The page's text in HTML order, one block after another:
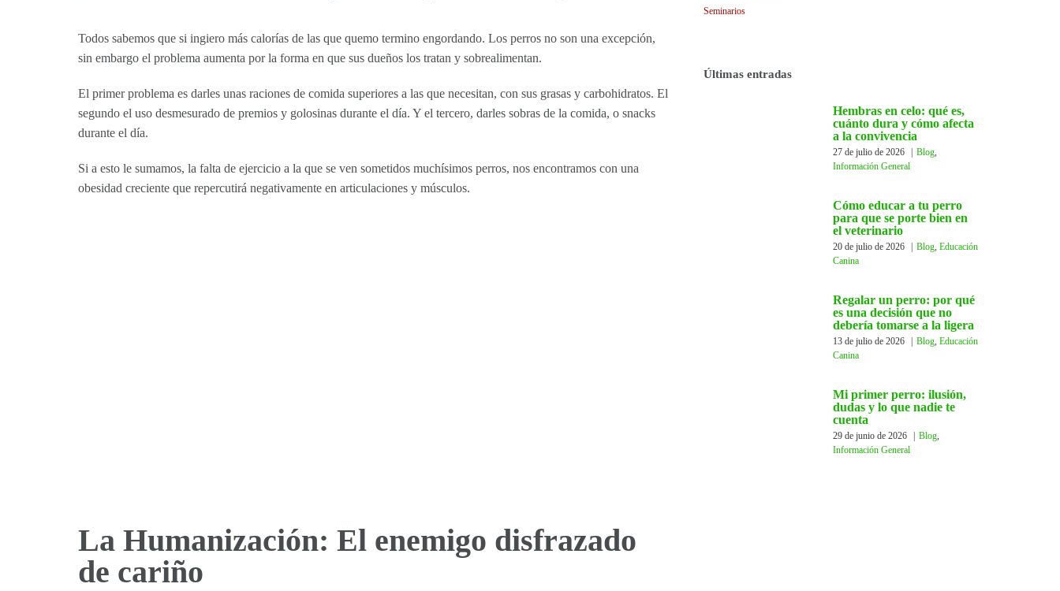
Todos sabemos que si ingiero más calorías de las que quemo termino engordando. Los perros no son una excepción,
sin embargo el problema aumenta por la forma en que sus dueños los tratan y sobrealimentan.
El primer problema es darles unas raciones de comida superiores a las que necesitan, con sus grasas y carbohidratos. El
segundo el uso desmesurado de premios y golosinas durante el día. Y el tercero, darles sobras de la comida, o snacks
durante el día.
Si a esto le sumamos, la falta de ejercicio a la que se ven sometidos muchísimos perros, nos encontramos con una
obesidad creciente que repercutirá negativamente en articulaciones y músculos.
La Humanización: El enemigo disfrazado
de cariño
Seminarios
Últimas entradas
Hembras en celo: qué es,
cuánto dura y cómo afecta
a la convivencia
27 de julio de 2026 Blog,
Información General
Cómo educar a tu perro
para que se porte bien en
el veterinario
20 de julio de 2026 Blog,Educación
Canina
Regalar un perro: por qué
es una decisión que no
debería tomarse a la ligera
13 de julio de 2026 Blog,Educación
Canina
Mi primer perro: ilusión,
dudas y lo que nadie te
cuenta
29 de junio de 2026 Blog,
Información General